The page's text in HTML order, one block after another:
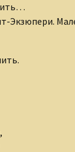
Экзюпери.